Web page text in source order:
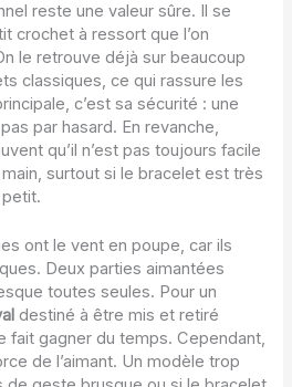
reste une valeur sûre. Il se
crochet à ressort que l’on
le retrouve déjà sur beaucoup
classiques, ce qui rassure les
c’est sa sécurité : une
par hasard. En revanche,
qu’il n’est pas toujours facile
main, surtout si le bracelet est très
petit.
ont le vent en poupe, car ils
Deux parties aimantées
toutes seules. Pour un
destiné à être mis et retiré
fait gagner du temps. Cependant,
de l’aimant. Un modèle trop